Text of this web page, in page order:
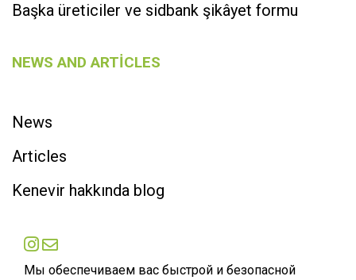
Başka üreticiler ve sidbank şikâyet formu
NEWS AND ARTICLES
News
Articles
Kenevir hakkında blog
Мы обеспечиваем вас быстрой и безопасной